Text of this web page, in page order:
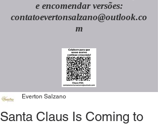
e encomendar versões:
contatoevertonsalzano@outlook.co
m
Santa Claus Is Coming to
Everton Salzano